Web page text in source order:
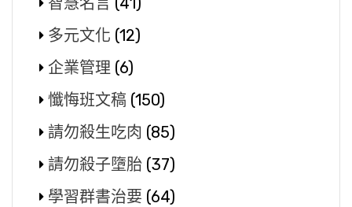
多元文化 (12)
企業管理 (6)
懺悔班文稿 (150)
請勿殺生吃肉 (85)
請勿殺子墮胎 (37)
學習群書治要 (64)